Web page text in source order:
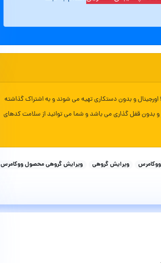
و بدون دستکاری تهیه می شوند و به اشتراک گذاشته
بدون قفل گذاری می باشد و شما می توانید از سلامت کدهای
ووکامرس ویرایش گروهی
ویرایش گروهی محصول ووکامرس